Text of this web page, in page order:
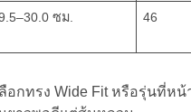
ซม. 46
อกทรง Wide Fit หรือรุ่นที่ห